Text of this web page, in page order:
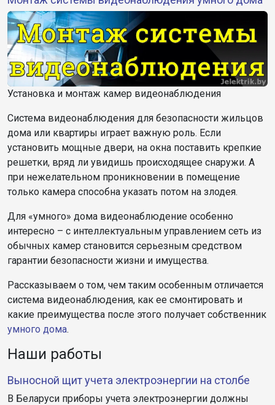
Установка и монтаж камер видеонаблюдения
Система видеонаблюдения для безопасности жильцов
дома или квартиры играет важную роль. Если
установить мощные двери, на окна поставить крепкие
решетки, вряд ли увидишь происходящее снаружи. А
при нежелательном проникновении в помещение
только камера способна указать потом на злодея.
Для «умного» дома видеонаблюдение особенно
интересно – с интеллектуальным управлением сеть из
обычных камер становится серьезным средством
гарантии безопасности жизни и имущества.
Рассказываем о том, чем таким особенным отличается
система видеонаблюдения, как ее смонтировать и
какие преимущества после этого получает собственник
умного дома.
Наши работы
Выносной щит учета электроэнергии на столбе
В Беларуси приборы учета электроэнергии должны